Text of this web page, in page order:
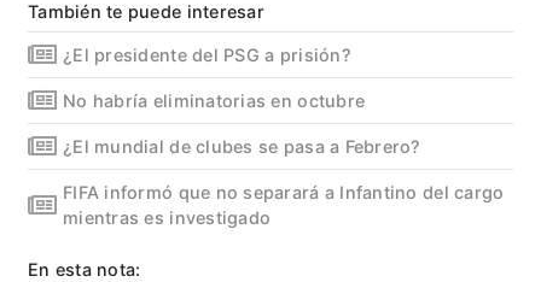
También te puede interesar
¿El presidente del PSG a prisión?
No habría eliminatorias en octubre
¿El mundial de clubes se pasa a Febrero?
FIFA informó que no separará a Infantino del cargo
mientras es investigado
En esta nota: